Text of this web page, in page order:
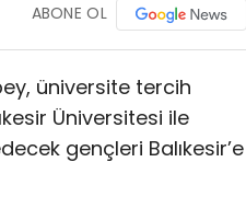
ABONE OL
üniversite tercih
Üniversitesi ile
gençleri Balıkesir’e